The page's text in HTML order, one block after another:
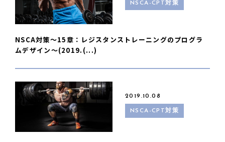
NSCA-CPT対策
NSCA対策〜15章：レジスタンストレーニングのプログラ
ムデザイン〜(2019.(...)
2019.10.08
NSCA-CPT対策